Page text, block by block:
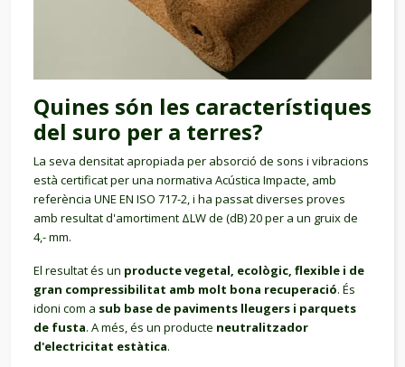
Quines són les característiques
del suro per a terres?
La seva densitat apropiada per absorció de sons i vibracions
està certificat per una normativa Acústica Impacte, amb
referència UNE EN ISO 717-2, i ha passat diverses proves
amb resultat d'amortiment ΔLW de (dB) 20 per a un gruix de
4,- mm.
El resultat és un producte vegetal, ecològic, flexible i de
gran compressibilitat amb molt bona recuperació. És
idoni com a sub base de paviments lleugers i parquets
de fusta. A més, és un producte neutralitzador
d'electricitat estàtica.